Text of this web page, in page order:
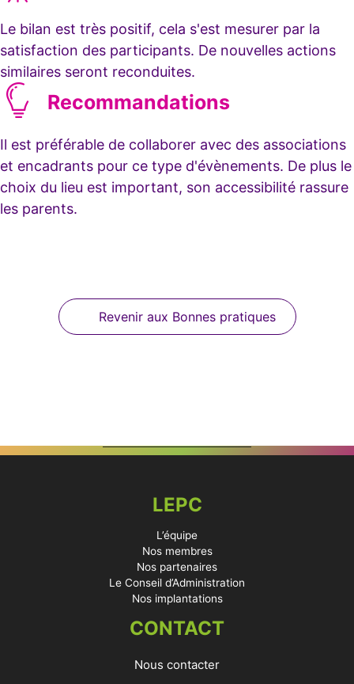
Le bilan est très positif, cela s'est mesurer par la
satisfaction des participants. De nouvelles actions
similaires seront reconduites.
Recommandations
Il est préférable de collaborer avec des associations
et encadrants pour ce type d'évènements. De plus le
choix du lieu est important, son accessibilité rassure
les parents.
Revenir aux Bonnes pratiques
LEPC
L’équipe
Nos membres
Nos partenaires
Le Conseil d’Administration
Nos implantations
CONTACT
Nous contacter